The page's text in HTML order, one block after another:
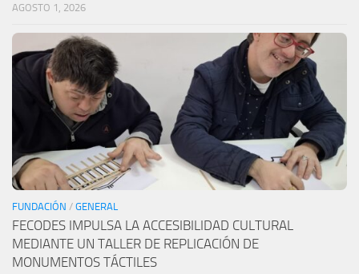
AGOSTO 1, 2026
FUNDACIÓN / GENERAL
FECODES IMPULSA LA ACCESIBILIDAD CULTURAL
MEDIANTE UN TALLER DE REPLICACIÓN DE
MONUMENTOS TÁCTILES